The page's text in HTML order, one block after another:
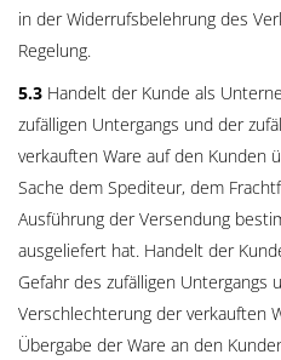
in der Widerrufsbelehrung des
Regelung.
5.3 Handelt der Kunde als
zufälligen Untergangs und der
verkauften Ware auf den Kunden
Sache dem Spediteur, dem
Ausführung der Versendung
ausgeliefert hat. Handelt der
Gefahr des zufälligen Untergangs
Verschlechterung der verkauften
Übergabe der Ware an den